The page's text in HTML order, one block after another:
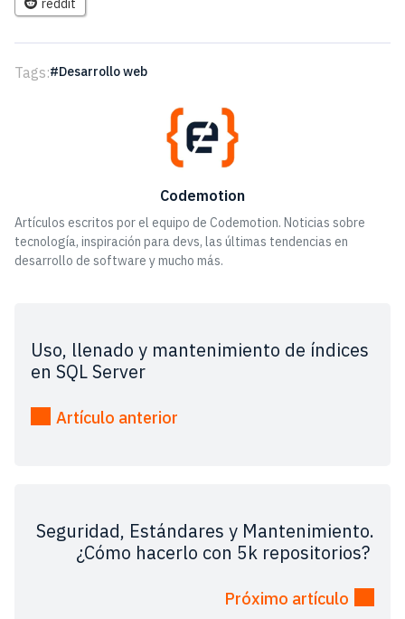
reddit
Tags: Desarrollo web
Codemotion
Artículos escritos por el equipo de Codemotion. Noticias sobre
tecnología, inspiración para devs, las últimas tendencias en
desarrollo de software y mucho más.
Uso, llenado y mantenimiento de índices
en SQL Server
Artículo anterior
Seguridad, Estándares y Mantenimiento.
¿Cómo hacerlo con 5k repositorios?
Próximo artículo